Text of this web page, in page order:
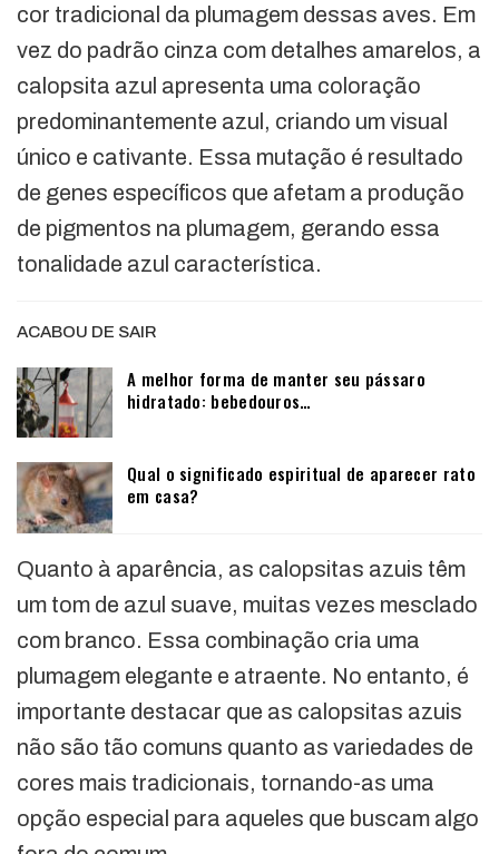
cor tradicional da plumagem dessas aves. Em
vez do padrão cinza com detalhes amarelos, a
calopsita azul apresenta uma coloração
predominantemente azul, criando um visual
único e cativante. Essa mutação é resultado
de genes específicos que afetam a produção
de pigmentos na plumagem, gerando essa
tonalidade azul característica.
ACABOU DE SAIR
A melhor forma de manter seu pássaro
hidratado: bebedouros…
Qual o significado espiritual de aparecer rato
em casa?
Quanto à aparência, as calopsitas azuis têm
um tom de azul suave, muitas vezes mesclado
com branco. Essa combinação cria uma
plumagem elegante e atraente. No entanto, é
importante destacar que as calopsitas azuis
não são tão comuns quanto as variedades de
cores mais tradicionais, tornando-as uma
opção especial para aqueles que buscam algo